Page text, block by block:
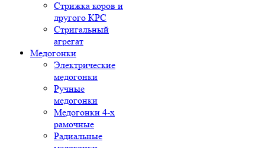
Стрижка коров и
другого КРС
Стригальный
агрегат
Медогонки
Электрические
медогонки
Ручные
медогонки
Медогонки 4-х
рамочные
Радиальные